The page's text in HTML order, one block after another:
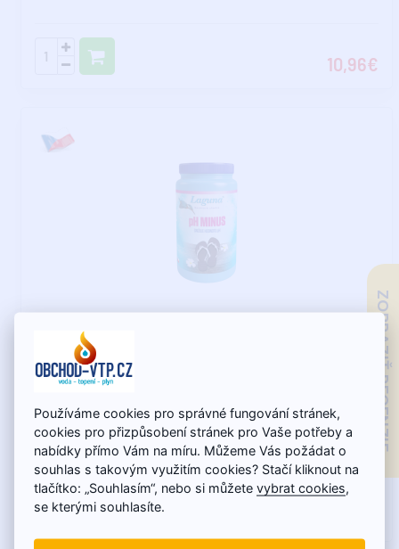
ZOBRAZIŤ RECENZIE
10,96€
Skladom - expedujeme do 13.8.
Laguna pH minus 1,5 kg
Parametre Dávkovanie: Na zníženie hodnoty pH o 0,2 = 15
g/m³ vody Balenie: 1,5 kg Popis ..
Používáme cookies pro správné fungování stránek,
cookies pro přizpůsobení stránek pro Vaše potřeby a
nabídky přímo Vám na míru. Můžeme Vás požádat o
souhlas s takovým využitím cookies? Stačí kliknout na
tlačítko: „Souhlasím“, nebo si můžetevybrat cookies
se kterými souhlasíte.